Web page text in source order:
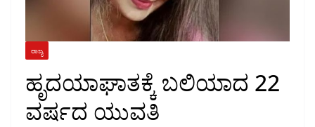
ರಾಜ್ಯ
ಹೃದಯಾಘಾತಕ್ಕೆ ಬಲಿಯಾದ 22
ವರ್ಷದ ಯುವತಿ